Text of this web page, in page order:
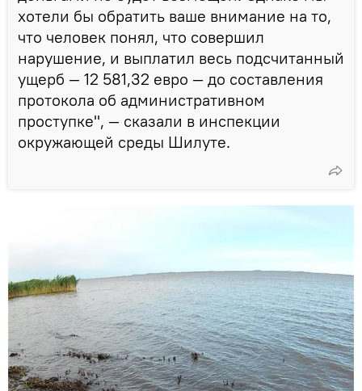
хотели бы обратить ваше внимание на то,
что человек понял, что совершил
нарушение, и выплатил весь подсчитанный
ущерб — 12 581,32 евро — до составления
протокола об административном
проступке", — сказали в инспекции
окружающей среды Шилуте.